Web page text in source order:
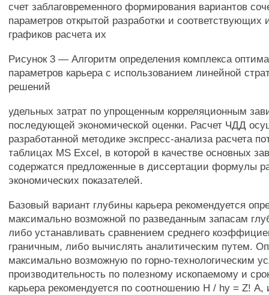
счет заблаговременного формирования вариантов
параметров открытой разработки и соответствующих
графиков расчета их
Рисунок 3 — Алгоритм определения комплекса
параметров карьера с использованием линейной
решений
удельных затрат по упрощенным корреляционным
последующей экономической оценки. Расчет ЧДД
разработанной методике экспресс-анализа расчета
таблицах MS Excel, в которой в качестве основных
содержатся предложенные в диссертации формулы
экономических показателей.
Базовый вариант глубины карьера рекомендуется
максимально возможной по разведанным запасам
либо устанавливать сравнением среднего
граничным, либо вычислять аналитическим путем.
максимально возможную по горно-технологическим
производительность по полезному ископаемому и
карьера рекомендуется по соотношению Н / hy = Z! А,